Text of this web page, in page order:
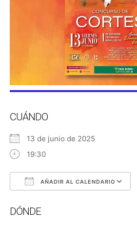
CUÁNDO
13 de junio de 2025
19:30
AÑADIR AL CALENDARIO
DÓNDE